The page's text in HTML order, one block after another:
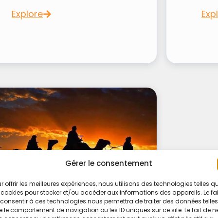
Gérer le consentement
offrir les meilleures expériences, nous utilisons des technologies telles
pour stocker et/ou accéder aux informations des appareils. Le
à ces technologies nous permettra de traiter des données telles
le comportement de navigation ou les ID uniques sur ce site. Le fait de
Explore
7 Hours